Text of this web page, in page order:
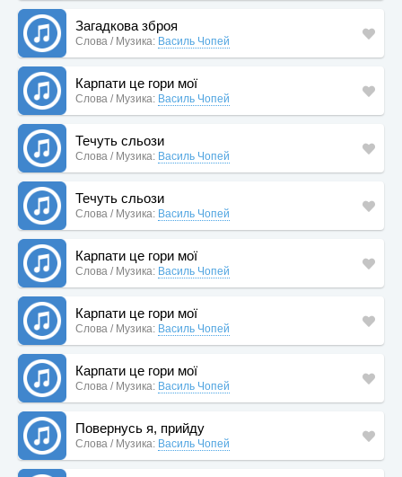
Загадкова зброя
Слова / Музика: Василь Чопей
Карпати це гори мої
Слова / Музика: Василь Чопей
Течуть сльози
Слова / Музика: Василь Чопей
Течуть сльози
Слова / Музика: Василь Чопей
Карпати це гори мої
Слова / Музика: Василь Чопей
Карпати це гори мої
Слова / Музика: Василь Чопей
Карпати це гори мої
Слова / Музика: Василь Чопей
Повернусь я, прийду
Слова / Музика: Василь Чопей